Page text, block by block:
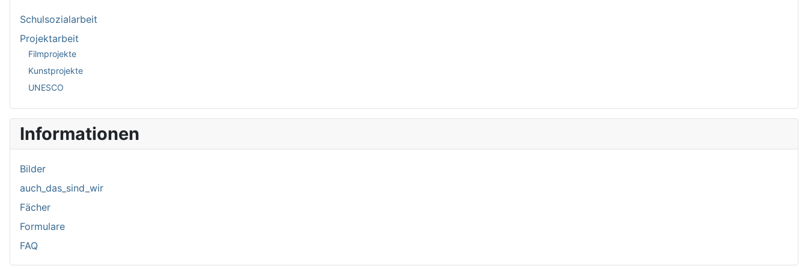
Schulsozialarbeit
Projektarbeit
Filmprojekte
Kunstprojekte
UNESCO
Informationen
Bilder
auch_das_sind_wir
Fächer
Formulare
FAQ